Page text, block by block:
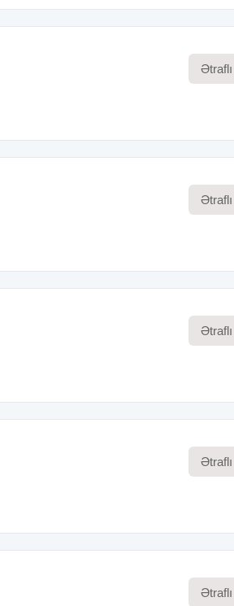
Ətraflı
Ətraflı
Ətraflı
Ətraflı
Ətraflı